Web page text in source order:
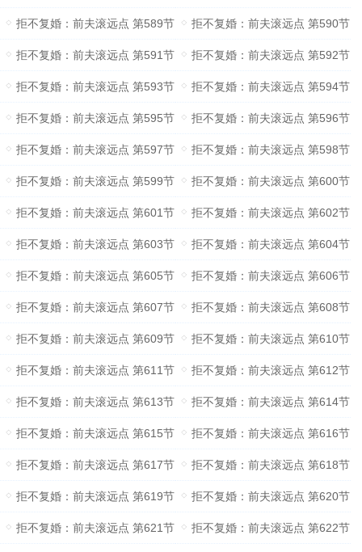
拒不复婚：前夫滚远点 第589节 拒不复婚：前夫滚远点 第590节
拒不复婚：前夫滚远点 第591节 拒不复婚：前夫滚远点 第592节
拒不复婚：前夫滚远点 第593节 拒不复婚：前夫滚远点 第594节
拒不复婚：前夫滚远点 第595节 拒不复婚：前夫滚远点 第596节
拒不复婚：前夫滚远点 第597节 拒不复婚：前夫滚远点 第598节
拒不复婚：前夫滚远点 第599节 拒不复婚：前夫滚远点 第600节
拒不复婚：前夫滚远点 第601节 拒不复婚：前夫滚远点 第602节
拒不复婚：前夫滚远点 第603节 拒不复婚：前夫滚远点 第604节
拒不复婚：前夫滚远点 第605节 拒不复婚：前夫滚远点 第606节
拒不复婚：前夫滚远点 第607节 拒不复婚：前夫滚远点 第608节
拒不复婚：前夫滚远点 第609节 拒不复婚：前夫滚远点 第610节
拒不复婚：前夫滚远点 第611节 拒不复婚：前夫滚远点 第612节
拒不复婚：前夫滚远点 第613节 拒不复婚：前夫滚远点 第614节
拒不复婚：前夫滚远点 第615节 拒不复婚：前夫滚远点 第616节
拒不复婚：前夫滚远点 第617节 拒不复婚：前夫滚远点 第618节
拒不复婚：前夫滚远点 第619节 拒不复婚：前夫滚远点 第620节
拒不复婚：前夫滚远点 第621节 拒不复婚：前夫滚远点 第622节